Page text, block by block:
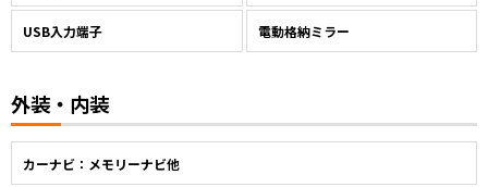
USB入力端子 電動格納ミラー
外装・内装
カーナビ：メモリーナビ他